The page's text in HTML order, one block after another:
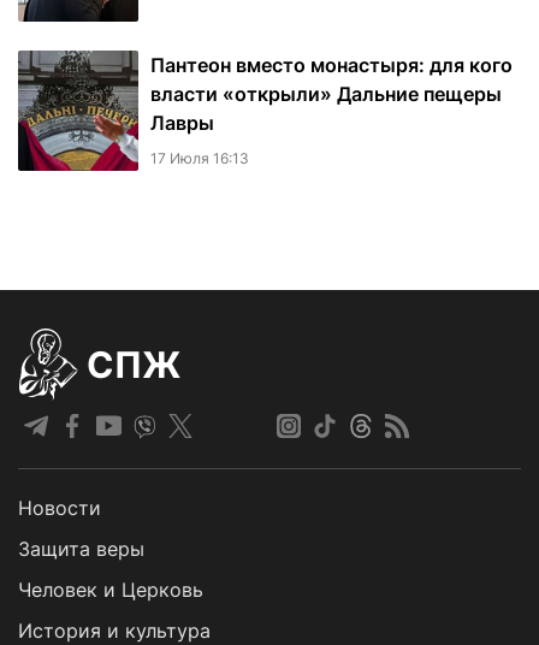
Пантеон вместо монастыря: для кого
власти «открыли» Дальние пещеры
Лавры
17 Июля 16:13
СПЖ
Новости
Защита веры
Человек и Церковь
История и культура